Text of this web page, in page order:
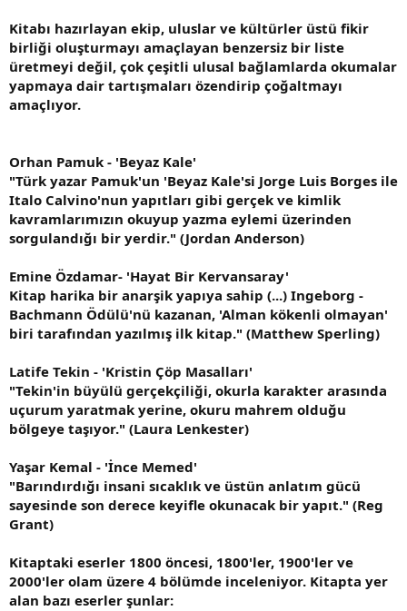
Kitabı hazırlayan ekip, uluslar ve kültürler üstü fikir
birliği oluşturmayı amaçlayan benzersiz bir liste
üretmeyi değil, çok çeşitli ulusal bağlamlarda okumalar
yapmaya dair tartışmaları özendirip çoğaltmayı
amaçlıyor.
Orhan Pamuk - 'Beyaz Kale'
"Türk yazar Pamuk'un 'Beyaz Kale'si Jorge Luis Borges ile
Italo Calvino'nun yapıtları gibi gerçek ve kimlik
kavramlarımızın okuyup yazma eylemi üzerinden
sorgulandığı bir yerdir." (Jordan Anderson)
Emine Özdamar- 'Hayat Bir Kervansaray'
Kitap harika bir anarşik yapıya sahip (...) Ingeborg -
Bachmann Ödülü'nü kazanan, 'Alman kökenli olmayan'
biri tarafından yazılmış ilk kitap." (Matthew Sperling)
Latife Tekin - 'Kristin Çöp Masalları'
"Tekin'in büyülü gerçekçiliği, okurla karakter arasında
uçurum yaratmak yerine, okuru mahrem olduğu
bölgeye taşıyor." (Laura Lenkester)
Yaşar Kemal - 'İnce Memed'
"Barındırdığı insani sıcaklık ve üstün anlatım gücü
sayesinde son derece keyifle okunacak bir yapıt." (Reg
Grant)
Kitaptaki eserler 1800 öncesi, 1800'ler, 1900'ler ve
2000'ler olam üzere 4 bölümde inceleniyor. Kitapta yer
alan bazı eserler şunlar: